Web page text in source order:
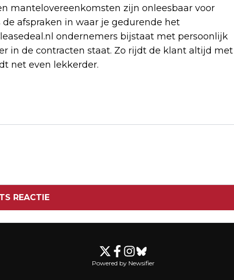
mantelovereenkomsten zijn onleesbaar voor
afspraken in waar je gedurende het
ondernemers bijstaat met persoonlijk
in de contracten staat. Zo rijdt de klant altijd met
net even lekkerder.
RED BULL GEEFT FOUTE AFSTELLING
REACTIE
Powered by Newsifier